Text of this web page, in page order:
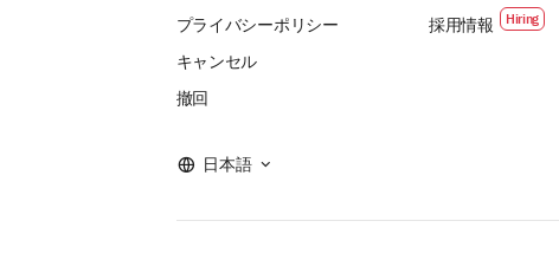
プライバシーポリシー
キャンセル
撤回
採用情報
日本語